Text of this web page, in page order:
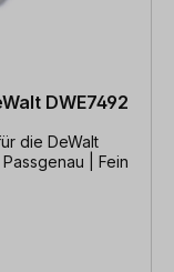
DWE7492
die DeWalt